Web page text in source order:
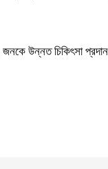
উন্নত চিকিৎসা